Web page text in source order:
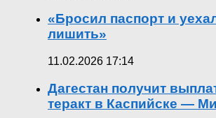
«Бросил паспорт и
лишить»
11.02.2026 17:14
Дагестан получит
теракт в Каспийске —